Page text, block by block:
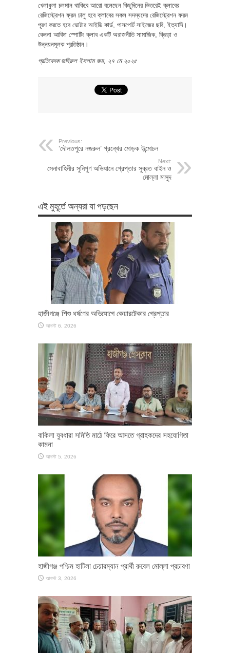
খেলাধুলা চলমান থাকিবে আরো বলেছেন কিছুদিনের ভিতরেই ক্লাবের
রেজিস্ট্রেশন ফ্রম চালু হবে ক্লাবের সকল সদস্যদের রেজিস্ট্রেশন ফরম
পূরণ করতে হবে ভোটার আইডি কার্ড, পাসপোর্ট সাইজের ছবি, ইত্যাদি।
কেননা আবিদা স্পোটিং ক্লাব একটি অরাজনীতি সামাজিক, ক্রিড়া ও
উন্নয়নমূলক প্রতিষ্ঠান।
প্রতিবেদক:জহিরুল ইসলাম জয়, ২৭ মে ২০২৫
Previous:
‘দৌলতপুরে নজরুল’ গ্রন্থের মোড়ক উন্মোচন
Next:
সেনাবাহিনীর সুনিপুণ অভিযানে গ্রেপ্তার সুব্রত বাইন ও
মোল্লা মাসুদ
এই মুহূর্তে অন্যরা যা পড়ছেন
হাজীগঞ্জে শিশু ধর্ষণের অভিযোগে কেয়ারটেকার গ্রেপ্তার
আগস্ট 6, 2026
বাকিলা যুবধারা সমিতি মাঠে ফিরে আসতে গ্রাহকদের সহযোগিতা
কামনা
আগস্ট 5, 2026
হাজীগঞ্জ পশ্চিম হাটিলা চেয়ারম্যান প্রার্থী রুবেল মোল্লা প্রচারণা
আগস্ট 3, 2026